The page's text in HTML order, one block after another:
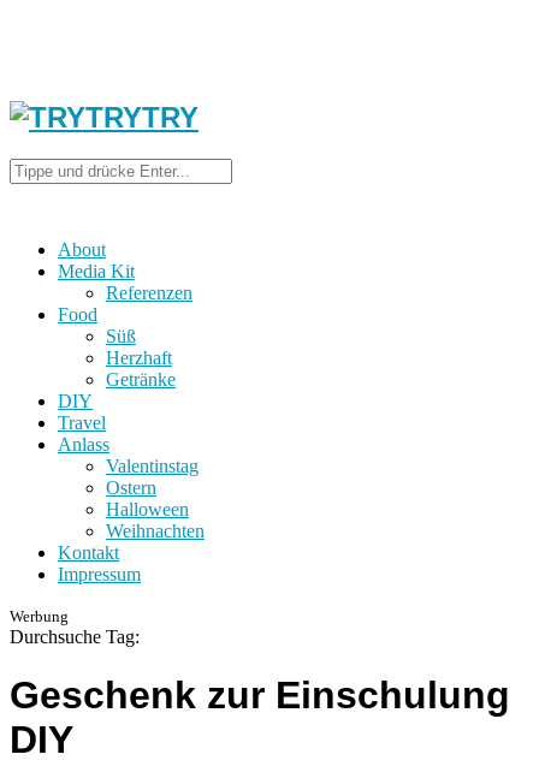
About
Media Kit
Referenzen
Food
Süß
Herzhaft
Getränke
DIY
Travel
Anlass
Valentinstag
Ostern
Halloween
Weihnachten
Kontakt
Impressum
Werbung
Durchsuche Tag:
Geschenk zur Einschulung
DIY